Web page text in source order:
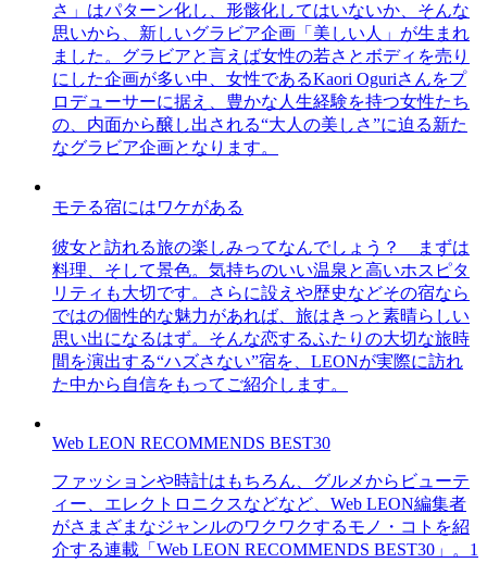
さ」はパターン化し、形骸化してはいないか、そんな
思いから、新しいグラビア企画「美しい人」が生まれ
ました。グラビアと言えば女性の若さとボディを売り
にした企画が多い中、女性であるKaori Oguriさんをプ
ロデューサーに据え、豊かな人生経験を持つ女性たち
の、内面から醸し出される“大人の美しさ”に迫る新た
なグラビア企画となります。
モテる宿にはワケがある
彼女と訪れる旅の楽しみってなんでしょう？ まずは
料理、そして景色。気持ちのいい温泉と高いホスピタ
リティも大切です。さらに設えや歴史などその宿なら
ではの個性的な魅力があれば、旅はきっと素晴らしい
思い出になるはず。そんな恋するふたりの大切な旅時
間を演出する“ハズさない”宿を、LEONが実際に訪れ
た中から自信をもってご紹介します。
Web LEON RECOMMENDS BEST30
ファッションや時計はもちろん、グルメからビューテ
ィー、エレクトロニクスなどなど、Web LEON編集者
がさまざまなジャンルのワクワクするモノ・コトを紹
介する連載「Web LEON RECOMMENDS BEST30」。1